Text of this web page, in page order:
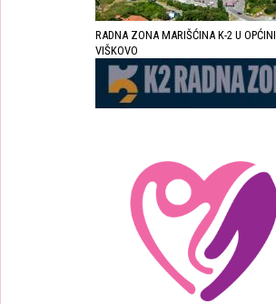
RADNA ZONA MARIŠĆINA K-2 U OPĆINI
VIŠKOVO